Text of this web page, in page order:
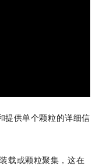
提供单个颗粒的详细信
载或颗粒聚集，这在